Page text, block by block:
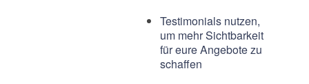
Testimonials nutzen,
um mehr Sichtbarkeit
für eure Angebote zu
schaffen